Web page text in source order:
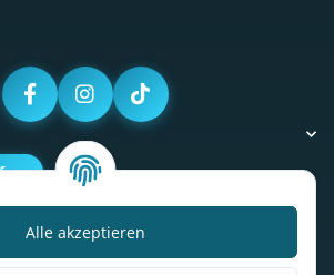
Alle akzeptieren